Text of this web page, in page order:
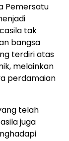
Pemersatu
tak
bangsa
terdiri atas
melainkan
perdamaian
telah
juga